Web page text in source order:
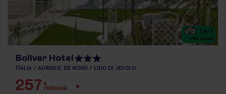
3.6/5
140 opinii
Bolivar Hotel
ITALIA ADRIATIC DE NORD LIDO DI JESOLO
257 €
PERSOANĂ